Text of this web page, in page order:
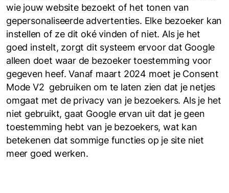
wie jouw website bezoekt of het tonen van
gepersonaliseerde advertenties. Elke bezoeker kan
instellen of ze dit oké vinden of niet. Als je het
goed instelt, zorgt dit systeem ervoor dat Google
alleen doet waar de bezoeker toestemming voor
gegeven heef. Vanaf maart 2024 moet je Consent
Mode V2 gebruiken om te laten zien dat je netjes
omgaat met de privacy van je bezoekers. Als je het
niet gebruikt, gaat Google ervan uit dat je geen
toestemming hebt van je bezoekers, wat kan
betekenen dat sommige functies op je site niet
meer goed werken.